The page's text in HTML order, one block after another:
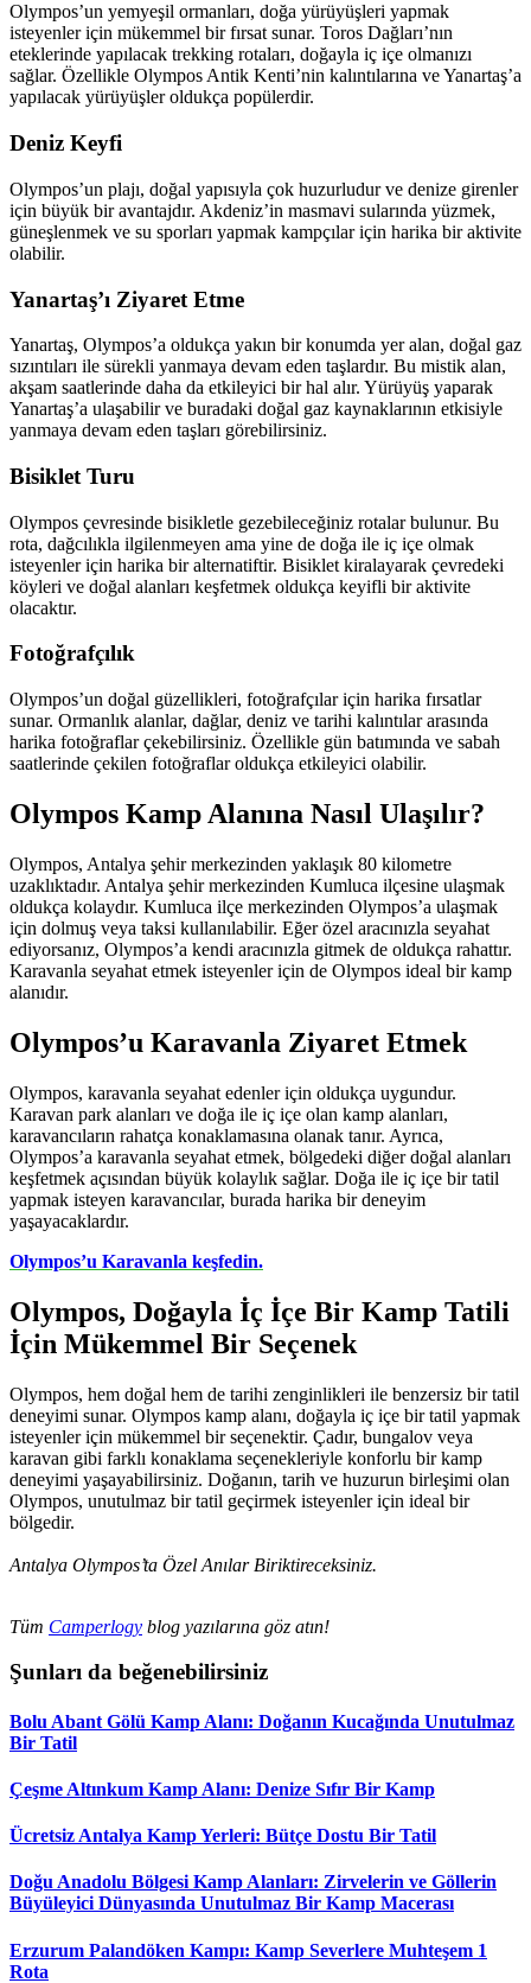
Olympos’un yemyeşil ormanları, doğa yürüyüşleri yapmak
isteyenler için mükemmel bir fırsat sunar. Toros Dağları’nın
eteklerinde yapılacak trekking rotaları, doğayla iç içe olmanızı
sağlar. Özellikle Olympos Antik Kenti’nin kalıntılarına ve Yanartaş’a
yapılacak yürüyüşler oldukça popülerdir.
Deniz Keyfi
Olympos’un plajı, doğal yapısıyla çok huzurludur ve denize girenler
için büyük bir avantajdır. Akdeniz’in masmavi sularında yüzmek,
güneşlenmek ve su sporları yapmak kampçılar için harika bir aktivite
olabilir.
Yanartaş’ı Ziyaret Etme
Yanartaş, Olympos’a oldukça yakın bir konumda yer alan, doğal gaz
sızıntıları ile sürekli yanmaya devam eden taşlardır. Bu mistik alan,
akşam saatlerinde daha da etkileyici bir hal alır. Yürüyüş yaparak
Yanartaş’a ulaşabilir ve buradaki doğal gaz kaynaklarının etkisiyle
yanmaya devam eden taşları görebilirsiniz.
Bisiklet Turu
Olympos çevresinde bisikletle gezebileceğiniz rotalar bulunur. Bu
rota, dağcılıkla ilgilenmeyen ama yine de doğa ile iç içe olmak
isteyenler için harika bir alternatiftir. Bisiklet kiralayarak çevredeki
köyleri ve doğal alanları keşfetmek oldukça keyifli bir aktivite
olacaktır.
Fotoğrafçılık
Olympos’un doğal güzellikleri, fotoğrafçılar için harika fırsatlar
sunar. Ormanlık alanlar, dağlar, deniz ve tarihi kalıntılar arasında
harika fotoğraflar çekebilirsiniz. Özellikle gün batımında ve sabah
saatlerinde çekilen fotoğraflar oldukça etkileyici olabilir.
Olympos Kamp Alanına Nasıl Ulaşılır?
Olympos, Antalya şehir merkezinden yaklaşık 80 kilometre
uzaklıktadır. Antalya şehir merkezinden Kumluca ilçesine ulaşmak
oldukça kolaydır. Kumluca ilçe merkezinden Olympos’a ulaşmak
için dolmuş veya taksi kullanılabilir. Eğer özel aracınızla seyahat
ediyorsanız, Olympos’a kendi aracınızla gitmek de oldukça rahattır.
Karavanla seyahat etmek isteyenler için de Olympos ideal bir kamp
alanıdır.
Olympos’u Karavanla Ziyaret Etmek
Olympos, karavanla seyahat edenler için oldukça uygundur.
Karavan park alanları ve doğa ile iç içe olan kamp alanları,
karavancıların rahatça konaklamasına olanak tanır. Ayrıca,
Olympos’a karavanla seyahat etmek, bölgedeki diğer doğal alanları
keşfetmek açısından büyük kolaylık sağlar. Doğa ile iç içe bir tatil
yapmak isteyen karavancılar, burada harika bir deneyim
yaşayacaklardır.
Olympos’u Karavanla keşfedin.
Olympos, Doğayla İç İçe Bir Kamp Tatili
İçin Mükemmel Bir Seçenek
Olympos, hem doğal hem de tarihi zenginlikleri ile benzersiz bir tatil
deneyimi sunar. Olympos kamp alanı, doğayla iç içe bir tatil yapmak
isteyenler için mükemmel bir seçenektir. Çadır, bungalov veya
karavan gibi farklı konaklama seçenekleriyle konforlu bir kamp
deneyimi yaşayabilirsiniz. Doğanın, tarih ve huzurun birleşimi olan
Olympos, unutulmaz bir tatil geçirmek isteyenler için ideal bir
bölgedir.
Antalya Olympos’ta Özel Anılar Biriktireceksiniz.
Tüm Camperlogy blog yazılarına göz atın!
Şunları da beğenebilirsiniz
Bolu Abant Gölü Kamp Alanı: Doğanın Kucağında Unutulmaz
Bir Tatil
Çeşme Altınkum Kamp Alanı: Denize Sıfır Bir Kamp
Ücretsiz Antalya Kamp Yerleri: Bütçe Dostu Bir Tatil
Doğu Anadolu Bölgesi Kamp Alanları: Zirvelerin ve Göllerin
Büyüleyici Dünyasında Unutulmaz Bir Kamp Macerası
Erzurum Palandöken Kampı: Kamp Severlere Muhteşem 1
Rota